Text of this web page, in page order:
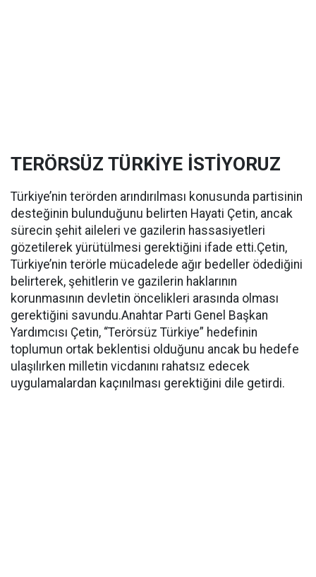
TERÖRSÜZ TÜRKİYE İSTİYORUZ
Türkiye’nin terörden arındırılması konusunda partisinin
desteğinin bulunduğunu belirten Hayati Çetin, ancak
sürecin şehit aileleri ve gazilerin hassasiyetleri
gözetilerek yürütülmesi gerektiğini ifade etti.Çetin,
Türkiye’nin terörle mücadelede ağır bedeller ödediğini
belirterek, şehitlerin ve gazilerin haklarının
korunmasının devletin öncelikleri arasında olması
gerektiğini savundu.Anahtar Parti Genel Başkan
Yardımcısı Çetin, “Terörsüz Türkiye” hedefinin
toplumun ortak beklentisi olduğunu ancak bu hedefe
ulaşılırken milletin vicdanını rahatsız edecek
uygulamalardan kaçınılması gerektiğini dile getirdi.